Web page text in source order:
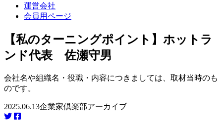
運営会社
会員用ページ
【私のターニングポイント】ホットラ
ンド代表 佐瀬守男
会社名や組織名・役職・内容につきましては、取材当時のも
のです。
2025.06.13企業家倶楽部アーカイブ